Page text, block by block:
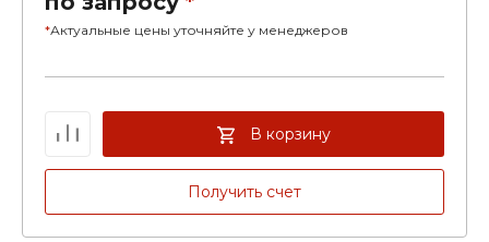
*Актуальные цены уточняйте у менеджеров
Получить счет
В корзину